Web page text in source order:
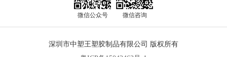
微信公众号 微信咨询
深圳市中塑王塑胶制品有限公司 版权所有